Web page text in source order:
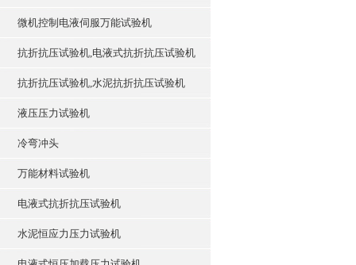
微机控制电液伺服万能试验机
抗折抗压试验机,电液式抗折抗压试验机
抗折抗压试验机,水泥抗折抗压试验机
液压压力试验机
冷弯冲头
万能材料试验机
电液式抗折抗压试验机
水泥恒应力压力试验机